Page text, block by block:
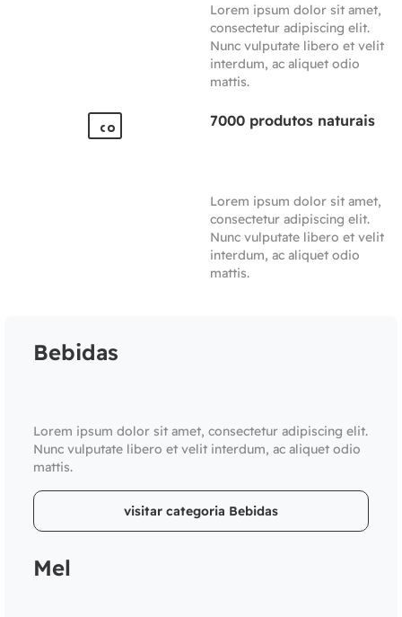
Lorem ipsum dolor sit amet,
consectetur adipiscing elit.
Nunc vulputate libero et velit
interdum, ac aliquet odio
mattis.
7000 produtos naturais
Lorem ipsum dolor sit amet,
consectetur adipiscing elit.
Nunc vulputate libero et velit
interdum, ac aliquet odio
mattis.
Bebidas
Lorem ipsum dolor sit amet, consectetur adipiscing elit.
Nunc vulputate libero et velit interdum, ac aliquet odio
mattis.
visitar categoria Bebidas
Mel